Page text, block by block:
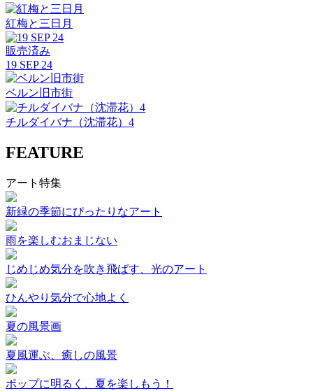
紅梅と三日月
販売済み
19 SEP 24
ベルン旧市街
チルダイバナ（沈滞花）4
FEATURE
アート特集
新緑の季節にぴったりなアート
雨を楽しむおまじない
じめじめ気分を吹き飛ばす、光のアート
ひんやり気分で心地よく
夏の風景画
夏風運ぶ、癒しの風景
ポップに明るく、夏を楽しもう！